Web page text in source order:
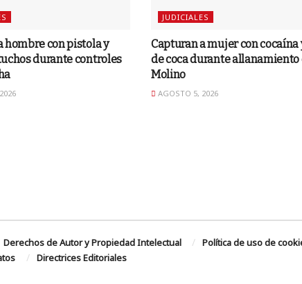
hombre con pistola y
durante controles
JUDICIALES
Capturan a mujer con cocaína
de coca durante allanamiento
Molino
AGOSTO 5, 2026
Derechos de Autor y Propiedad Intelectual
Política de uso de
Directrices Editoriales